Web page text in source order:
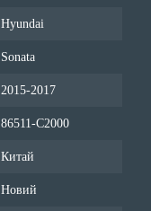
Hyundai
Sonata
2015-2017
86511-C2000
Китай
Новий